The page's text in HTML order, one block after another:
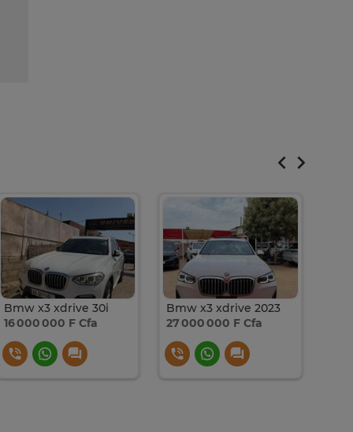
Bmw x3 xdrive 30i
16 000 000 F Cfa
Bmw x3 xdrive 2023
27 000 000 F Cfa